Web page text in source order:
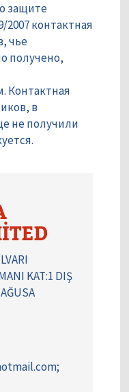
защите
контактная
чье
получено,
Контактная
в
не получили
KAT:1 DIŞ